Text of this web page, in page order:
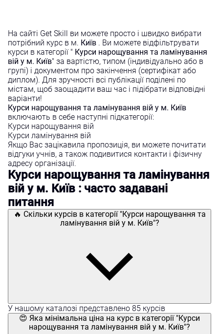
На сайті Get Skill ви можете просто і швидко вибрати
потрібний курс в м. Київ . Ви можете відфільтрувати
курси в категорії " Курси нарощування та ламінування
вій у м. Київ" за вартістю, типом (індивідуально або в
групі) і документом про закінчення (сертифікат або
диплом). Для зручності всі публікації поділені по
містам, щоб заощадити ваш час і підібрати відповідні
варіанти!
Курси нарощування та ламінування вій у м. Київ
включають в себе наступні підкатегорії:
Курси нарощування вій
Курси ламінування вій
Якщо Вас зацікавила пропозиція, ви можете почитати
відгуки учнів, а також подивитися контакти і фізичну
адресу організації.
Курси нарощування та ламінування
вій у м. Київ : часто задавані
питання
🔥 Скільки курсів в категорії "Курси нарощування та
ламінування вій у м. Київ"?
У нашому каталозі представлено 85 курсів
😍 Яка мінімальна ціна на курс в категорії "Курси
нарощування та ламінування вій у м. Київ"?